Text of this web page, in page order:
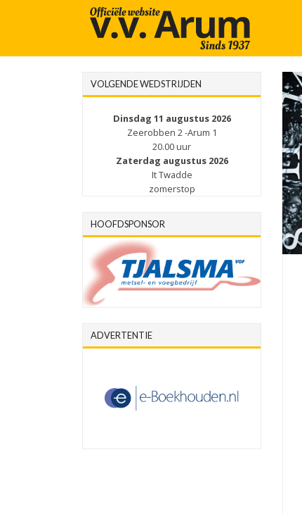
VOLGENDE WEDSTRIJDEN
Dinsdag 11 augustus 2026
Zeerobben 2 -Arum 1
20.00 uur
Zaterdag augustus 2026
It Twadde
zomerstop
HOOFDSPONSOR
ADVERTENTIE